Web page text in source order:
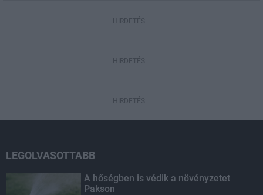
HIRDETÉS
HIRDETÉS
HIRDETÉS
LEGOLVASOTTABB
A hőségben is védik a növényzetet
Pakson